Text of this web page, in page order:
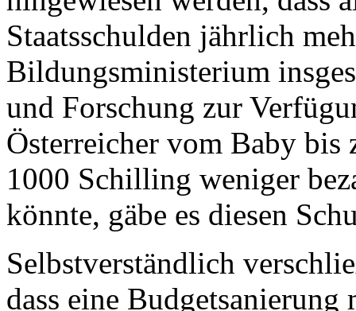
Staatsschulden jährlich
Bildungsministerium
und Forschung zur
Österreicher vom Baby bis
1000 Schilling weniger
könnte, gäbe es diesen
Selbstverständlich
dass eine